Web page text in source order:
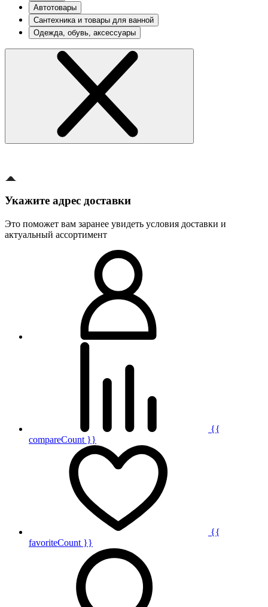
Автотовары
Сантехника и товары для ванной
Одежда, обувь, аксессуары
Укажите адрес доставки
Это поможет вам заранее увидеть условия доставки и
актуальный ассортимент
{{
compareCount }}
{{
favoriteCount }}